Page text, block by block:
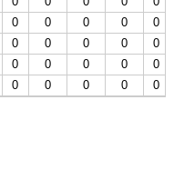
0 0 0 0
0
0 0 0 0
0
0 0 0 0
0
0 0 0 0 0